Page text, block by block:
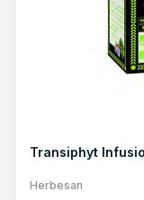
Transiphyt
Herbesan